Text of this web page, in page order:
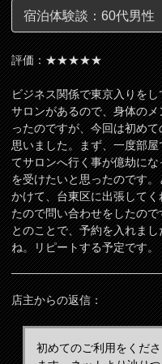
宿泊体験談：60代男性
評価：★★★★★
ビジネス関係で東京入りを
サロンがあるので、身体の
ったのですが、今回は初め
思いました。まず、一度部
てサロンへ行く事が億劫に
を受けたいと思ったのです
かけて、台東区に出張して
たので問い合わせをしたの
とのことで、予約を入れま
ね。リピートする予定です。
店主からの返信：
初めてのご利用をくだ